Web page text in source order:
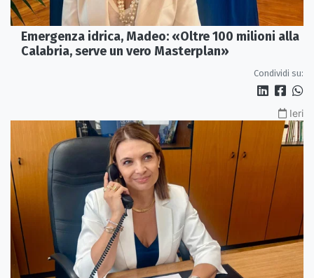
Emergenza idrica, Madeo: «Oltre 100 milioni alla
Calabria, serve un vero Masterplan»
Condividi su:
Ieri